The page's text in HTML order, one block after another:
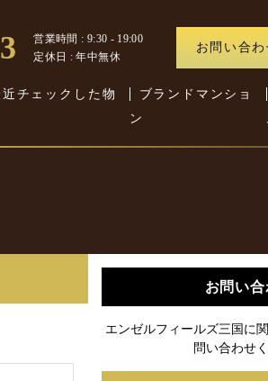
営業時間 : 9:30 - 19:00
定休日 : 年中無休
お問い合
近チェックした物
ブランドマンショ
ン
お問い
エンゼルフィールズ三国に
問い合わせ